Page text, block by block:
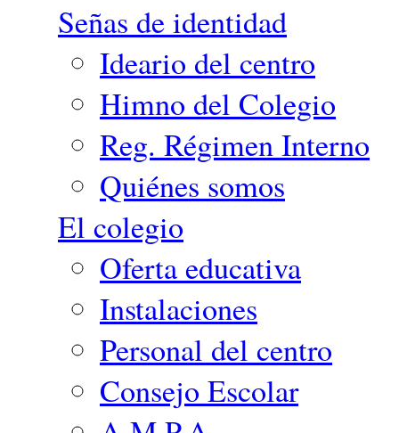
Señas de identidad
Ideario del centro
Himno del Colegio
Reg. Régimen Interno
Quiénes somos
El colegio
Oferta educativa
Instalaciones
Personal del centro
Consejo Escolar